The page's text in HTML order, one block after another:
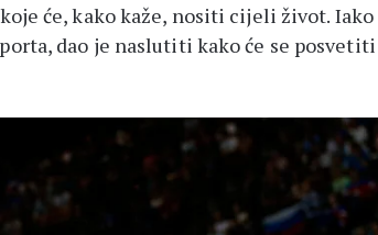
će, kako kaže, nositi cijeli život. Iako
dao je naslutiti kako će se posvetiti